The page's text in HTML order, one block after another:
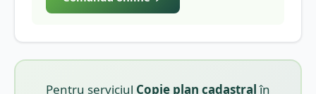
Pentru serviciul Copie plan cadastralîn